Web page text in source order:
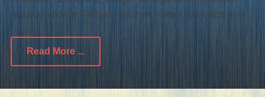
Nacktarsch.Vom Frühjahr bis zum Herbst lohnt sich eine
Read More ...